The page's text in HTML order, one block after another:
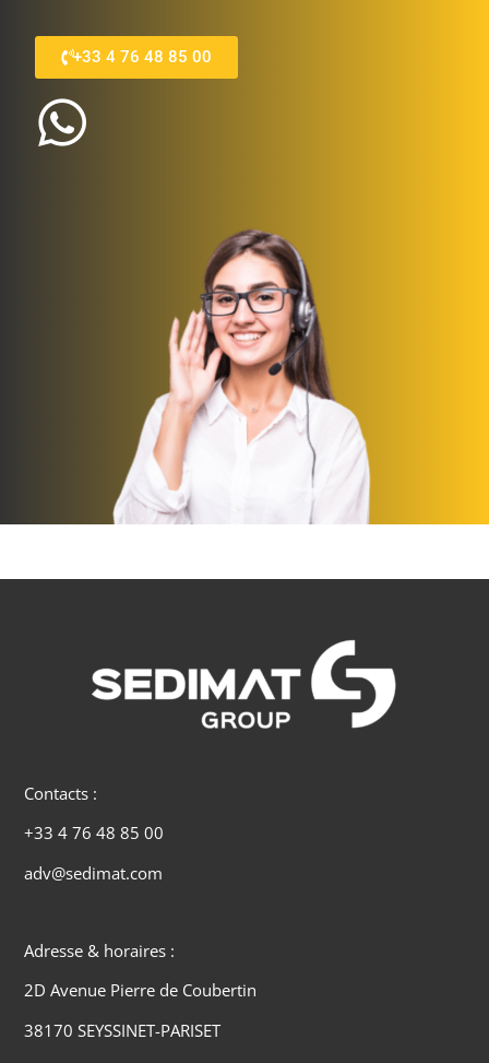
+33 4 76 48 85 00
Contacts :
+33 4 76 48 85 00
adv@sedimat.com
Adresse & horaires :
2D Avenue Pierre de Coubertin
38170 SEYSSINET-PARISET